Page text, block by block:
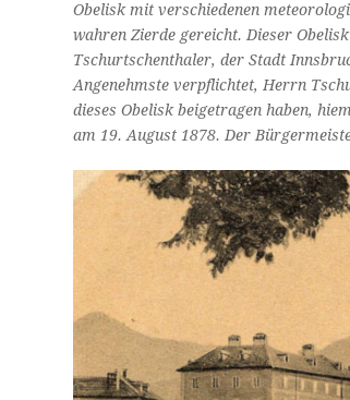
Obelisk mit verschiedenen
wahren Zierde gereicht. Dieser
Tschurtschenthaler, der Stadt
Angenehmste verpflichtet, Herrn
dieses Obelisk beigetragen haben,
am 19. August 1878. Der